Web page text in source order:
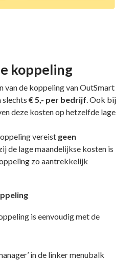
koppeling
van de koppeling van OutSmart
slechts € 5,- per bedrijf. Ook bij
deze kosten op hetzelfde lage
vereist geen
de lage maandelijkse kosten is
zo aantrekkelijk
is eenvoudig met de
in de linker menubalk